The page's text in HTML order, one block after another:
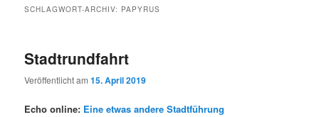
SCHLAGWORT-ARCHIV: PAPYRUS
Stadtrundfahrt
Veröffentlicht am15. April 2019
Echo online: Eine etwas andere Stadtführung